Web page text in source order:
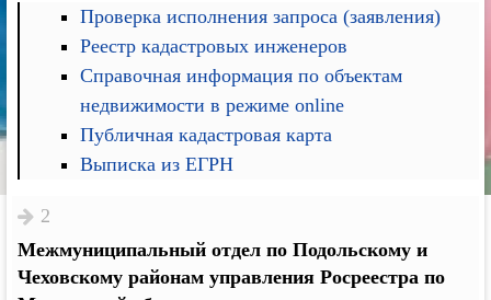
Проверка исполнения запроса (заявления)
Реестр кадастровых инженеров
Справочная информация по объектам
недвижимости в режиме online
Публичная кадастровая карта
Выписка из ЕГРН
2
Межмуниципальный отдел по Подольскому и
Чеховскому районам управления Росреестра по